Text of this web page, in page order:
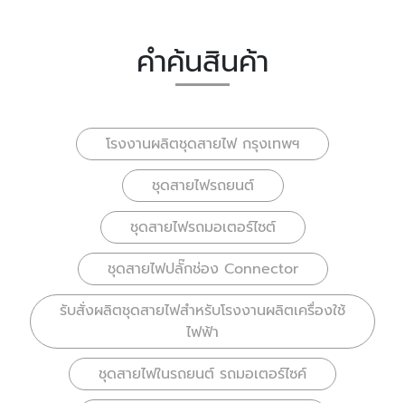
คำค้นสินค้า
โรงงานผลิตชุดสายไฟ กรุงเทพฯ
ชุดสายไฟรถยนต์
ชุดสายไฟรถมอเตอร์ไซต์
ชุดสายไฟปลั๊กช่อง Connector
รับสั่งผลิตชุดสายไฟสำหรับโรงงานผลิตเครื่องใช้
ไฟฟ้า
ชุดสายไฟในรถยนต์ รถมอเตอร์ไซค์